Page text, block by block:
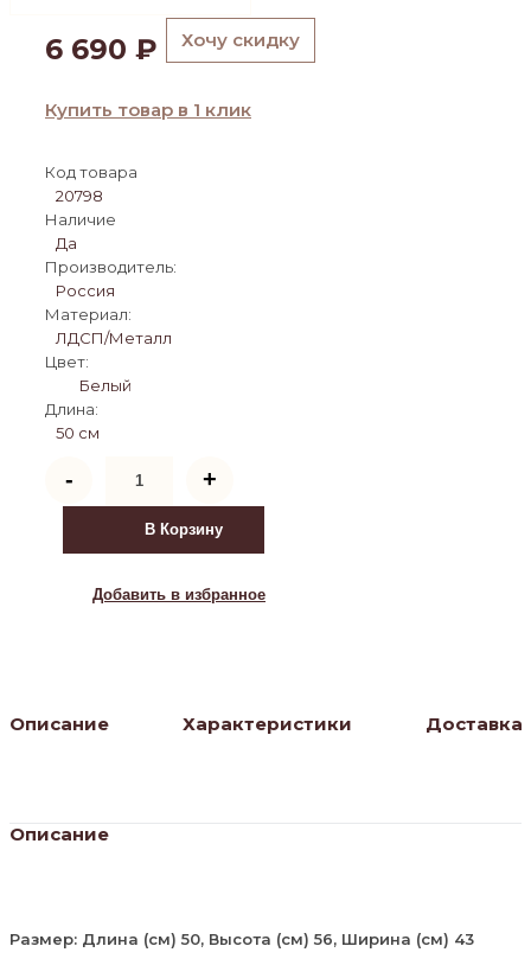
6 690 ₽ Хочу скидку
Купить товар в 1 клик
Код товара
20798
Наличие
Да
Производитель:
Россия
Материал:
ЛДСП/Металл
Цвет:
Белый
Длина:
50 см
-
товара
Тумба
прикроватная
ГРЕТА
205
+
В Корзину
Добавить в избранное
Описание Характеристики Доставка
Описание
Размер: Длина (см) 50, Высота (см) 56, Ширина (см) 43